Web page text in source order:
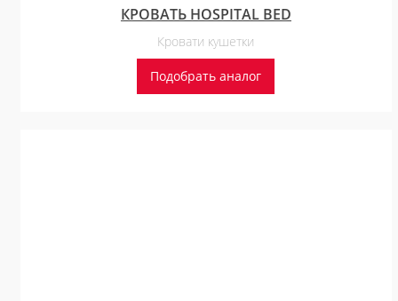
КРОВАТЬ HOSPITAL BED
Кровати кушетки
Подобрать аналог